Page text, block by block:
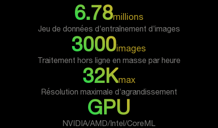
6.78millions
Jeu de données d’entraînement d’images
3000images
Traitement hors ligne en masse par heure
32Kmax
Résolution maximale d’agrandissement
GPU
NVIDIA/AMD/Intel/CoreML